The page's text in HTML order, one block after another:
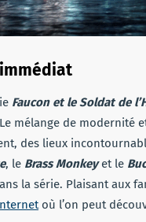
Faucon et le Soldat de
mélange de modernité
des lieux
, le Brass Monkeyet le
la série. Plaisant aux
où l’on peut